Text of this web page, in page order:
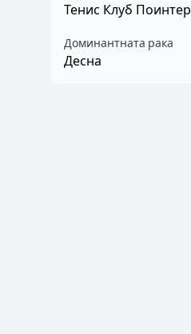
Тенис Клуб Поинтер
Доминантната рака
Десна